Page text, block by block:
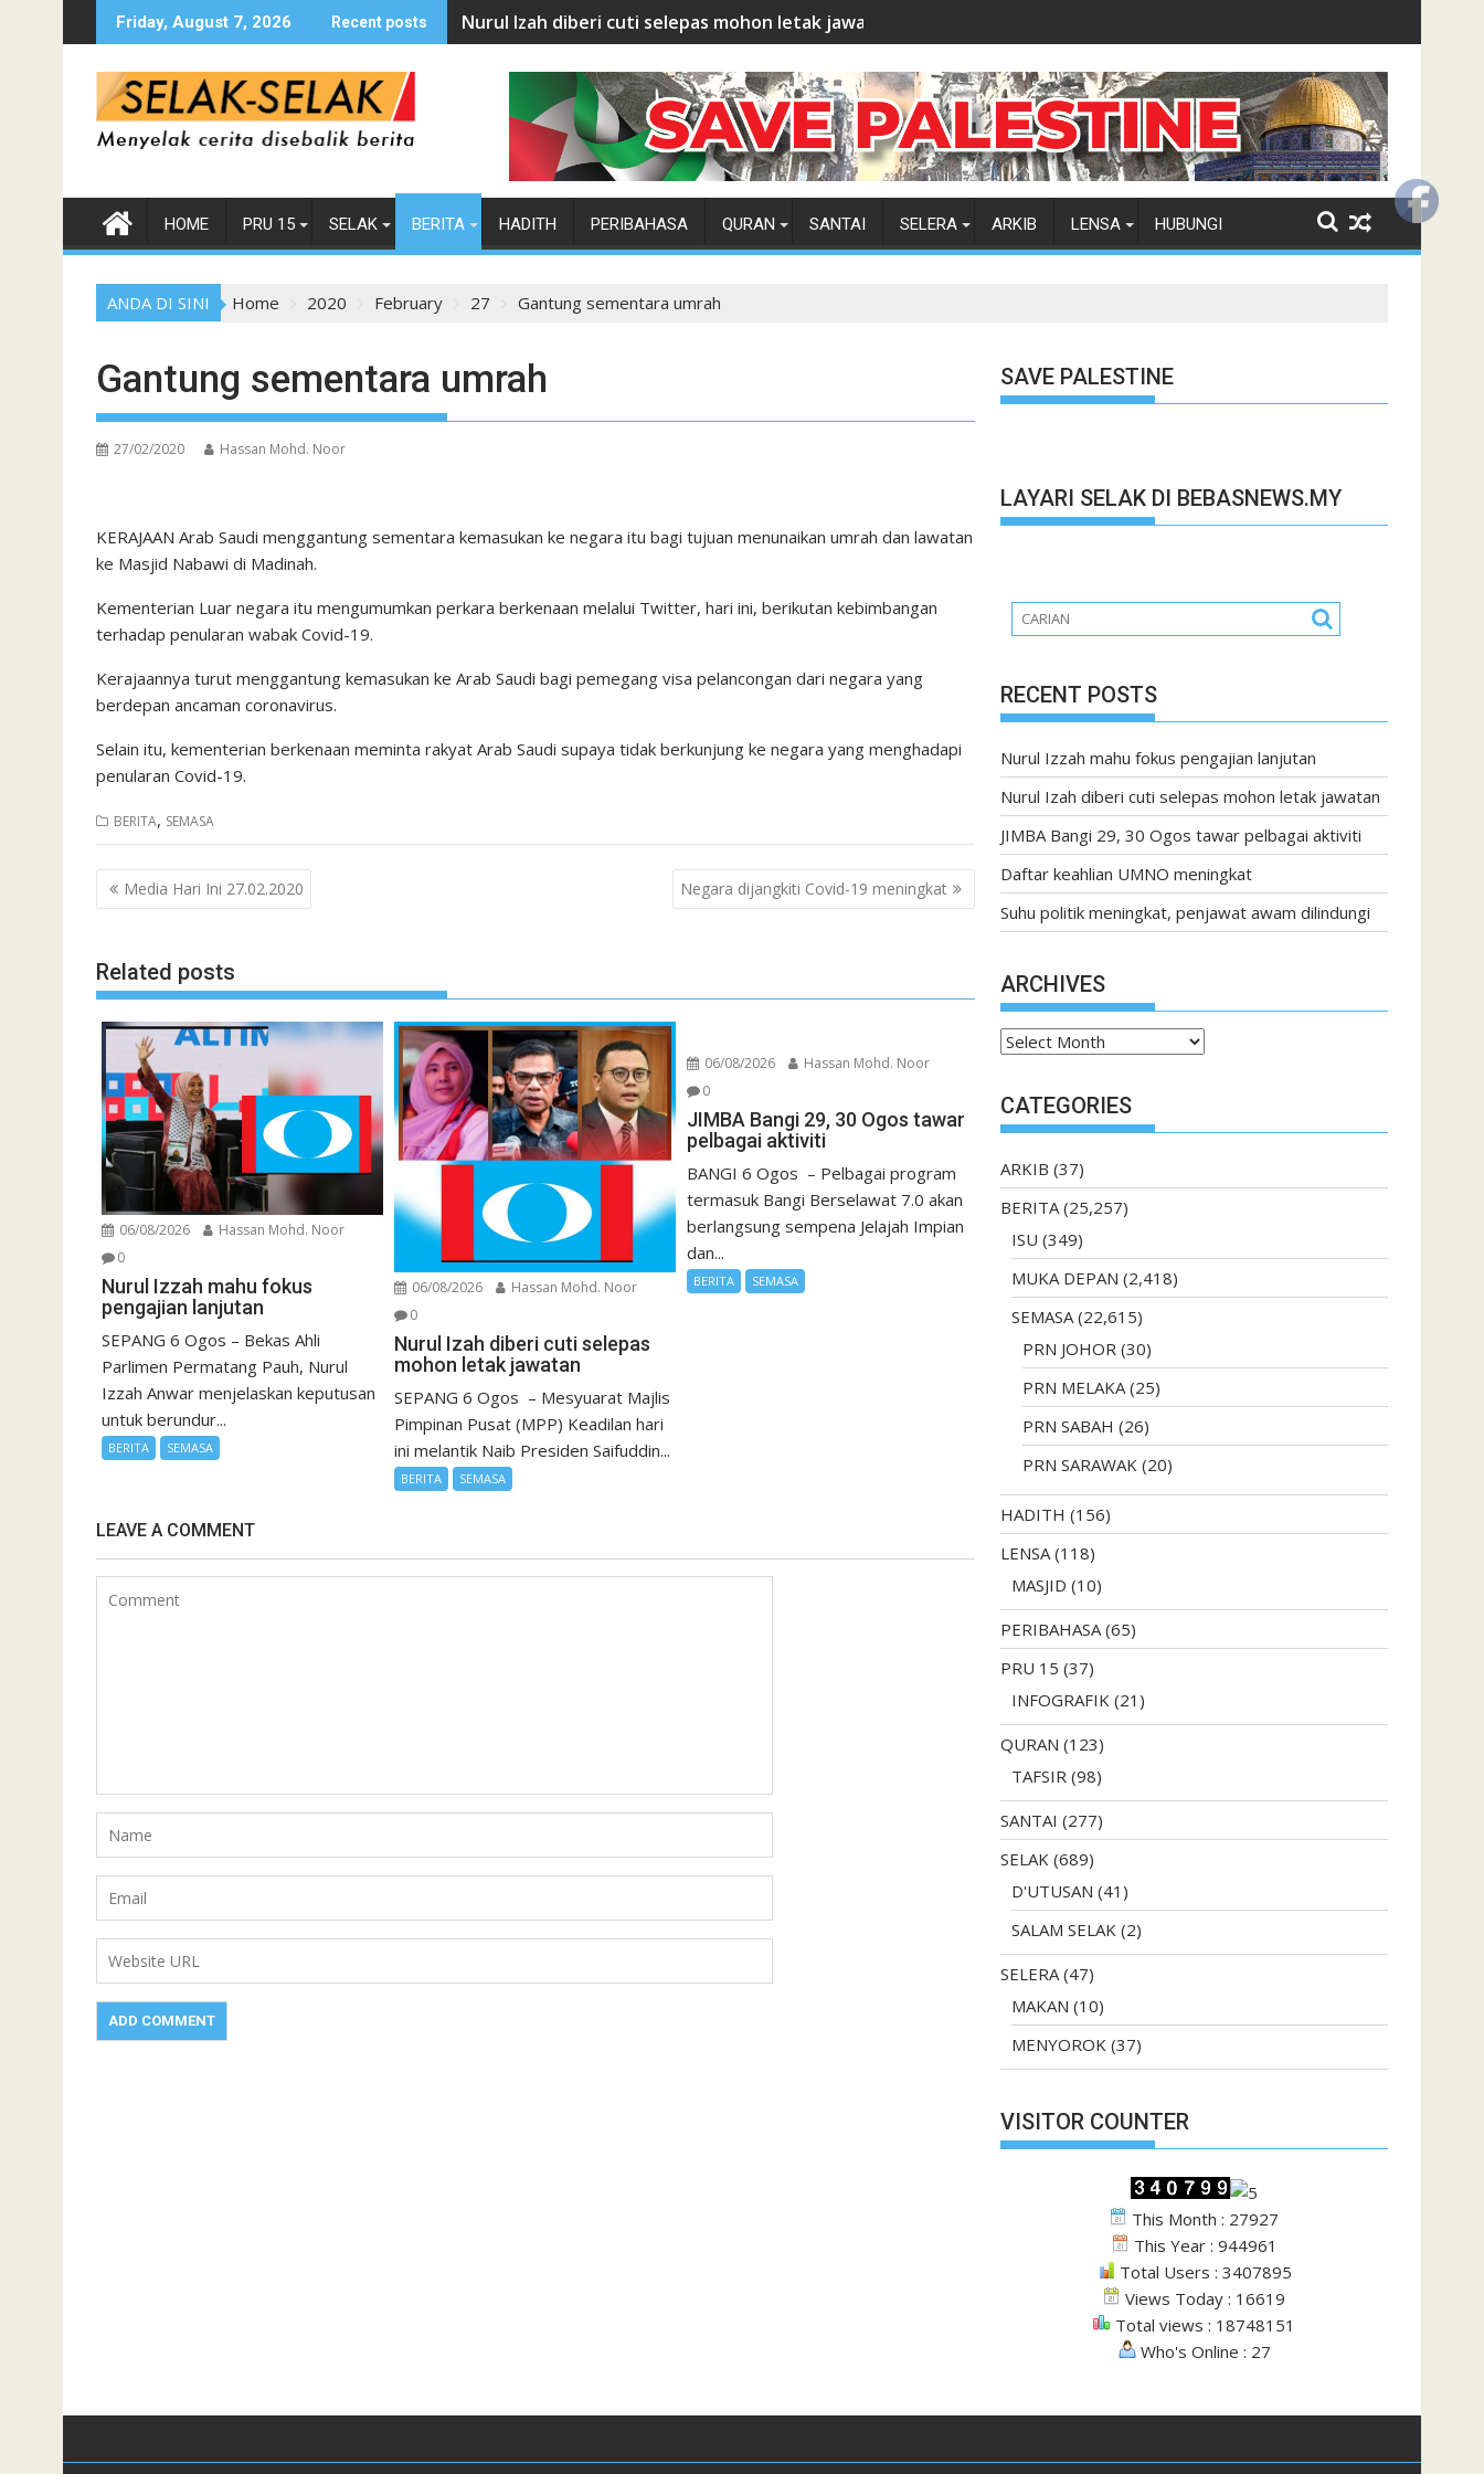
to
Friday, August 7, 2026 Recent posts Nurul Izah diberi cuti selepas mohon letak jawatan
HOME PRU 15 SELAK BERITA HADITH PERIBAHASA QURAN SANTAI SELERA ARKIB LENSA HUBUNGI
ANDA DI SINI Home 2020 February 27 Gantung sementara umrah
Gantung sementara umrah
27/02/2020 Hassan Mohd. Noor
KERAJAAN Arab Saudi menggantung sementara kemasukan ke negara itu bagi tujuan menunaikan umrah dan lawatan
ke Masjid Nabawi di Madinah.
Kementerian Luar negara itu mengumumkan perkara berkenaan melalui Twitter, hari ini, berikutan kebimbangan
terhadap penularan wabak Covid-19.
Kerajaannya turut menggantung kemasukan ke Arab Saudi bagi pemegang visa pelancongan dari negara yang
berdepan ancaman coronavirus.
Selain itu, kementerian berkenaan meminta rakyat Arab Saudi supaya tidak berkunjung ke negara yang menghadapi
penularan Covid-19.
BERITA, SEMASA
Post
navigation
Media Hari Ini 27.02.2020 Negara dijangkiti Covid-19 meningkat
Related posts
06/08/2026
Hassan Mohd. Noor
0
Nurul Izzah mahu fokus
pengajian lanjutan
SEPANG 6 Ogos – Bekas Ahli
Parlimen Permatang Pauh, Nurul
Izzah Anwar menjelaskan keputusan
untuk berundur...
BERITA SEMASA
06/08/2026
Hassan Mohd. Noor
0
Nurul Izah diberi cuti selepas
mohon letak jawatan
SEPANG 6 Ogos – Mesyuarat Majlis
Pimpinan Pusat (MPP) Keadilan hari
ini melantik Naib Presiden Saifuddin...
BERITA SEMASA
06/08/2026
Hassan Mohd. Noor
0
JIMBA Bangi 29, 30 Ogos tawar
pelbagai aktiviti
BANGI 6 Ogos – Pelbagai program
termasuk Bangi Berselawat 7.0 akan
berlangsung sempena Jelajah Impian
dan...
BERITA SEMASA
LEAVE A COMMENT
SAVE PALESTINE
LAYARI SELAK DI BEBASNEWS.MY
RECENT POSTS
Nurul Izzah mahu fokus pengajian lanjutan
Nurul Izah diberi cuti selepas mohon letak jawatan
JIMBA Bangi 29, 30 Ogos tawar pelbagai aktiviti
Daftar keahlian UMNO meningkat
Suhu politik meningkat, penjawat awam dilindungi
ARCHIVES
Archives
CATEGORIES
ARKIB (37)
BERITA(25,257)
ISU (349)
MUKA DEPAN (2,418)
SEMASA(22,615)
PRN JOHOR (30)
PRN MELAKA(25)
PRN SABAH (26)
PRN SARAWAK (20)
HADITH (156)
LENSA(118)
MASJID (10)
PERIBAHASA(65)
PRU 15 (37)
INFOGRAFIK (21)
QURAN (123)
TAFSIR (98)
SANTAI (277)
SELAK (689)
D'UTUSAN (41)
SALAM SELAK (2)
SELERA(47)
MAKAN (10)
MENYOROK (37)
VISITOR COUNTER
This Month : 27927
This Year : 944961
Total Users : 3407895
Views Today : 16619
Total views : 18748151
Who's Online : 27